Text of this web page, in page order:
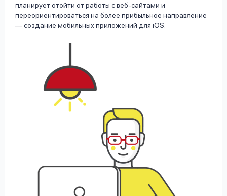
планирует отойти от работы с веб-сайтами и
переориентироваться на более прибыльное направление
— создание мобильных приложений для iOS.